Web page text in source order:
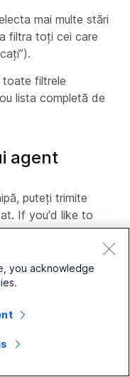
mai multe stări
filtra toți cei care
filtrele
lista completă de
agent
puteți trimite
If you'd like to
at once using Webex
you acknowledge